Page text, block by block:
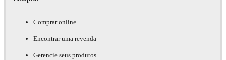
Comprar online
Encontrar uma revenda
Gerencie seus produtos